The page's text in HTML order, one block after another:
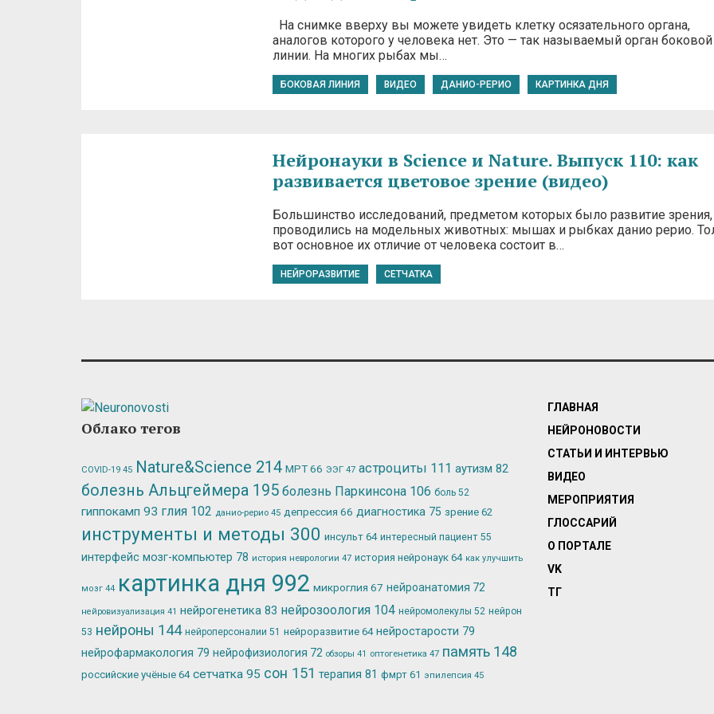
На снимке вверху вы можете увидеть клетку осязательного органа,
аналогов которого у человека нет. Это — так называемый орган боковой
линии. На многих рыбах мы…
БОКОВАЯ ЛИНИЯ ВИДЕО ДАНИО-РЕРИО КАРТИНКА ДНЯ
Нейронауки в Science и Nature. Выпуск 110: как
развивается цветовое зрение (видео)
Большинство исследований, предметом которых было развитие зрения,
проводились на модельных животных: мышах и рыбках данио рерио.
вот основное их отличие от человека состоит в…
НЕЙРОРАЗВИТИЕ СЕТЧАТКА
Облако тегов
COVID-19 45 Nature&Science 214 МРТ66 ЭЭГ 47 астроциты 111 аутизм 82
болезнь Альцгеймера 195 болезнь Паркинсона 106 боль 52
гиппокамп 93 глия 102 данио-рерио 45 депрессия 66 диагностика 75 зрение 62
инструменты и методы 300 инсульт 64 интересный пациент 55
интерфейс мозг-компьютер 78 история неврологии 47 история нейронаук 64 как улучшить
мозг 44 картинка дня 992 микроглия 67 нейроанатомия 72
нейровизуализация 41 нейрогенетика 83 нейрозоология 104 нейромолекулы 52 нейрон
53 нейроны 144 нейроперсоналии 51 нейроразвитие 64 нейростарости 79
нейрофармакология 79 нейрофизиология 72 обзоры 41 оптогенетика 47 память 148
российские учёные 64 сетчатка 95 сон 151 терапия 81 фмрт 61 эпилепсия 45
ГЛАВНАЯ
НЕЙРОНОВОСТИ
СТАТЬИ И ИНТЕРВЬЮ
ВИДЕО
МЕРОПРИЯТИЯ
ГЛОССАРИЙ
О ПОРТАЛЕ
VK
ТГ